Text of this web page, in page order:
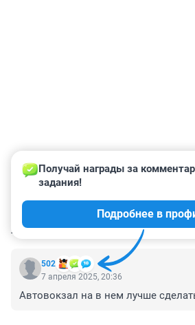
КОММЕНТАРИИ 21
502
Получай награды за
задания!
Подробнее в
7 апреля 2025, 20:36
Автовокзал на в нем лучше